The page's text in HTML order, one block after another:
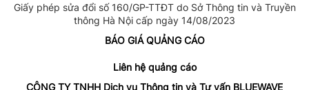
Giấy phép sửa đổi số 160/GP-TTĐT do Sở Thông tin và Truyền
thông Hà Nội cấp ngày 14/08/2023
BÁO GIÁ QUẢNG CÁO
Liên hệ quảng cáo
CÔNG TY TNHH Dịch vụ Thông tin và Tư vấn BLUEWAVE